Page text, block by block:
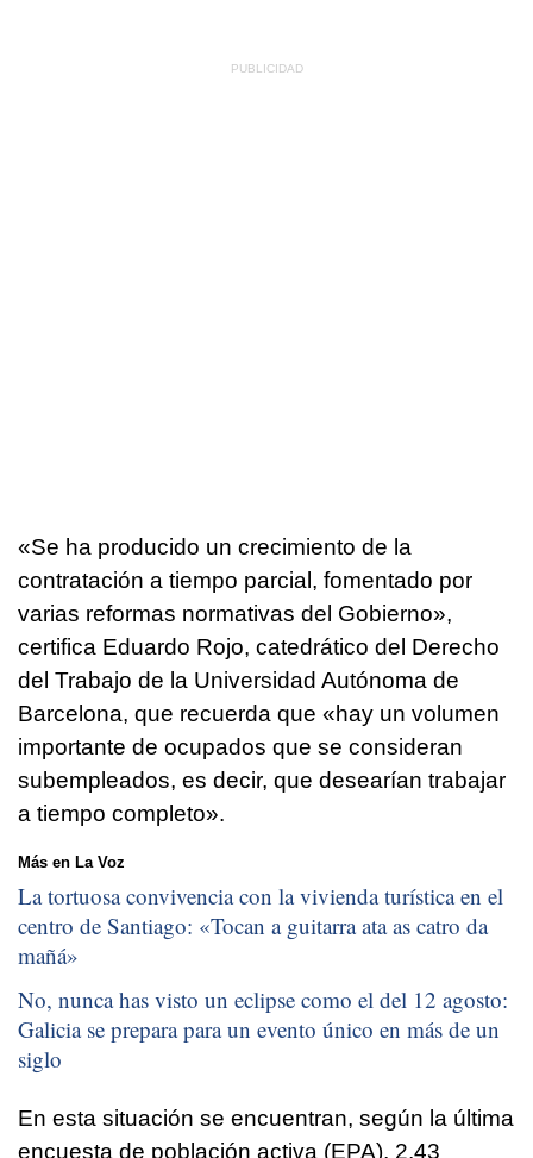
«Se ha producido un crecimiento de la
contratación a tiempo parcial, fomentado por
varias reformas normativas del Gobierno»,
certifica Eduardo Rojo, catedrático del Derecho
del Trabajo de la Universidad Autónoma de
Barcelona, que recuerda que «hay un volumen
importante de ocupados que se consideran
subempleados, es decir, que desearían trabajar
a tiempo completo».
Más en La Voz
La tortuosa convivencia con la vivienda turística en el
centro de Santiago: «Tocan a guitarra ata as catro da
mañá»
No, nunca has visto un eclipse como el del 12 agosto:
Galicia se prepara para un evento único en más de un
siglo
En esta situación se encuentran, según la última
encuesta de población activa (EPA), 2,43